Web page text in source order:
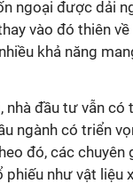
ngoại được dải
vào đó thiên
khả năng
đầu tư vẫn có
ngành có triển
đó, các chuyên
như vật liệu